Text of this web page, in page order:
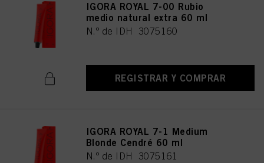
IGORA ROYAL 7-00 Rubio
medio natural extra 60 ml
N.º de IDH 3075160
REGISTRAR Y COMPRAR
IGORA ROYAL 7-1 Medium
Blonde Cendré 60 ml
N.º de IDH 3075161